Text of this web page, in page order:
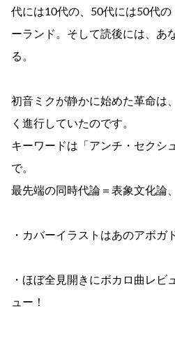
代には10代の、50代には50代
ーランド。そして読後には、あ
る。
初音ミクが静かに始めた革命は
く進行していたのです。
キーワードは「アンチ・セクシ
で。
最先端の同時代論＝表象文化論
・カバーイラストはあのアボガ
・ほぼ全見開きにボカロ曲レビ
ュー！